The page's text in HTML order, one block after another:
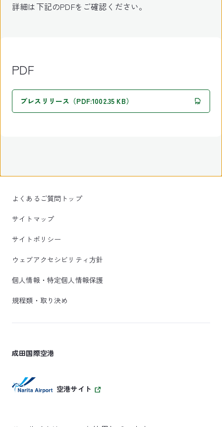
詳細は下記のPDFをご確認ください。
PDF
プレスリリース（PDF:1002.35 KB）
よくあるご質問トップ
サイトマップ
サイトポリシー
ウェブアクセシビリティ方針
個人情報・特定個人情報保護
規程類・取り決め
成田国際空港
空港サイト